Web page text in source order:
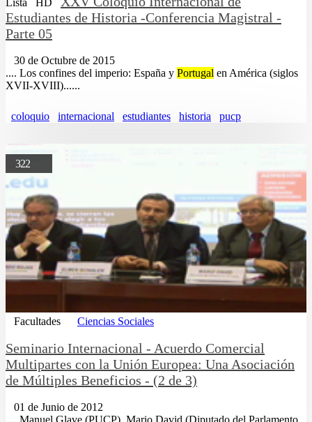
Estudiantes de Historia -Conferencia Magistral -
Parte 05
30 de Octubre de 2015
.... Los confines del imperio: España y Portugal en América (siglos
XVII-XVIII)......
coloquio internacional estudiantes historia pucp
322
Facultades Ciencias Sociales
Seminario Internacional - Acuerdo Comercial
Multipartes con la Unión Europea: Una Asociación
de Múltiples Beneficios - (2 de 3)
01 de Junio de 2012
..., Manuel Glave (PUCP), Mario David (Diputado del Parlamento